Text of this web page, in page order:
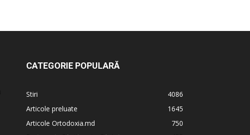
CATEGORIE POPULARĂ
Stiri
4086
Articole preluate
1645
Articole Ortodoxia.md
750